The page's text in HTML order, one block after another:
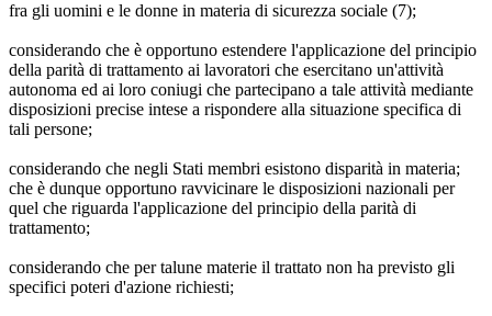
fra gli uomini e le donne in materia di sicurezza sociale (7);
considerando che è opportuno estendere l'applicazione del principio
della parità di trattamento ai lavoratori che esercitano un'attività
autonoma ed ai loro coniugi che partecipano a tale attività mediante
disposizioni precise intese a rispondere alla situazione specifica di
tali persone;
considerando che negli Stati membri esistono disparità in materia;
che è dunque opportuno ravvicinare le disposizioni nazionali per
quel che riguarda l'applicazione del principio della parità di
trattamento;
considerando che per talune materie il trattato non ha previsto gli
specifici poteri d'azione richiesti;